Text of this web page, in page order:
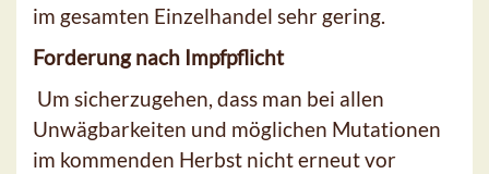
im gesamten Einzelhandel sehr gering.
Forderung nach Impfpflicht
Um sicherzugehen, dass man bei allen
Unwägbarkeiten und möglichen Mutationen
im kommenden Herbst nicht erneut vor